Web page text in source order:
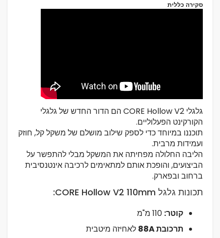
סקירה כללית
גלגלי CORE Hollow V2 הם הדור החדש של גלגלי
הקורקינט הפעלוליים.
תוכננו במיוחד כדי לספק שילוב מושלם של משקל קל, חוזק
ועמידות מרבית.
הליבה החלולה מפחיתה את המשקל מבלי להתפשר על
הביצועים, והופכת אותם למתאימים לרכיבה אינטנסיבית
ברחוב ובפארק.
תכונות גלגל CORE Hollow V2 110mm:
קוטר:
תרכובת 88A
לאחיזה מיטבית